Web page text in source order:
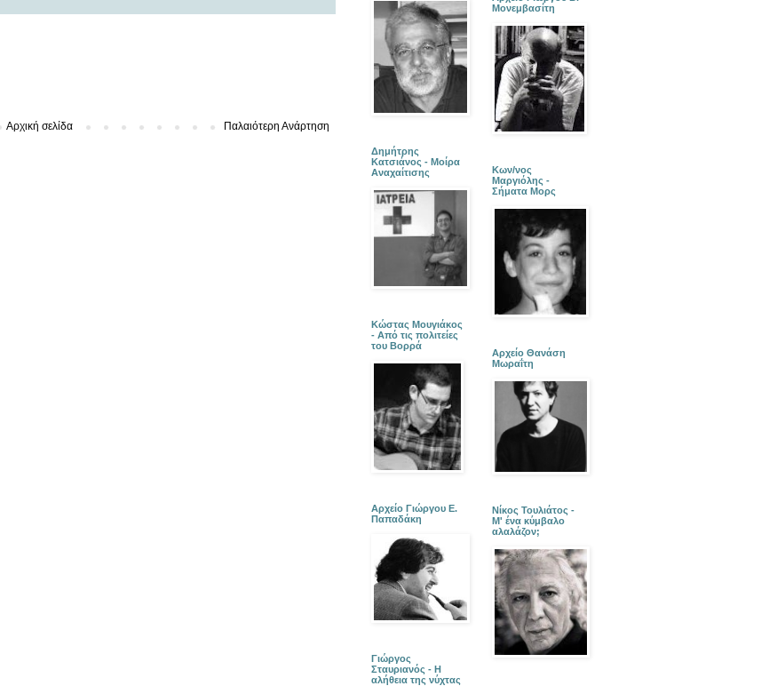
Παλαιότερη Ανάρτηση
Αρχική σελίδα
Δημήτρης
Κατσιάνος - Μοίρα
Αναχαίτισης
Κώστας Μουγιάκος
- Από τις πολιτείες
του Βορρά
Αρχείο Γιώργου Ε.
Παπαδάκη
Γιώργος
Σταυριανός - Η
αλήθεια της νύχτας
Μονεμβασίτη
Κων/νος
Μαργιόλης -
Σήματα Μορς
Αρχείο Θανάση
Μωραΐτη
Νίκος Τουλιάτος -
Μ' ένα κύμβαλο
αλαλάζον;